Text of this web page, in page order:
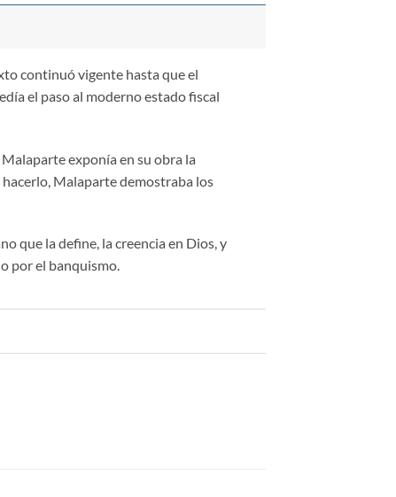
continuó vigente hasta que el
el paso al moderno estado fiscal
exponía en su obra la
Malaparte demostraba los
que la define, la creencia en Dios, y
por el banquismo.